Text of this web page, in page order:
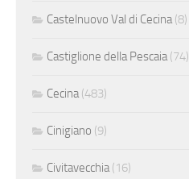
Castelnuovo Val di Cecina(8)
Castiglione della Pescaia(74)
Cecina(483)
Cinigiano (9)
Civitavecchia(16)